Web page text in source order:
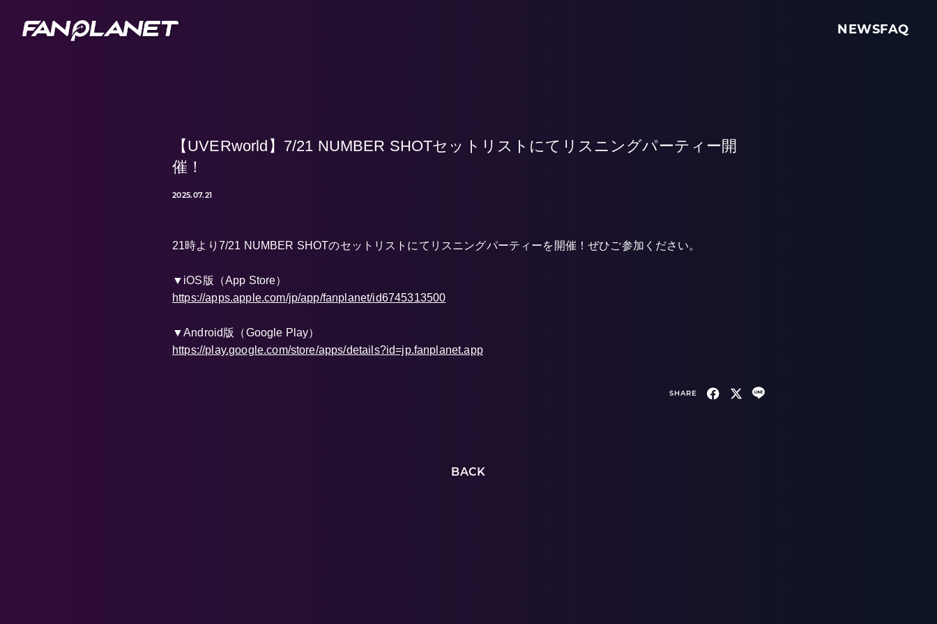
NEWSFAQ
【UVERworld】7/21 NUMBER SHOTセットリストにてリスニングパーティー開
催！
2025.07.21
21時より7/21 NUMBER SHOTのセットリストにてリスニングパーティーを開催！ぜひご参加ください。
▼iOS版（App Store）
https://apps.apple.com/jp/app/fanplanet/id6745313500
▼Android版（Google Play）
https://play.google.com/store/apps/details?id=jp.fanplanet.app
SHARE
BACK